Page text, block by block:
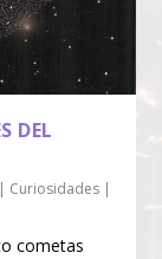
DEL
Curiosidades |
cometas